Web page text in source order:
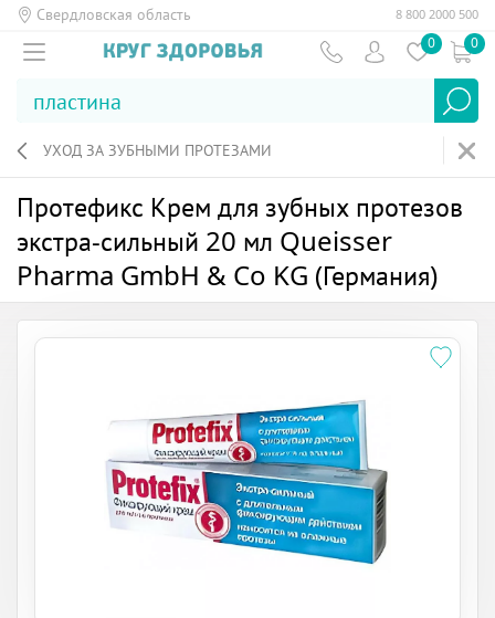
Свердловская область 8 800 2000 500
0 0
УХОД ЗА ЗУБНЫМИ ПРОТЕЗАМИ
Протефикс Крем для зубных протезов
экстра-сильный 20 мл Queisser
Pharma GmbH & Co KG (Германия)